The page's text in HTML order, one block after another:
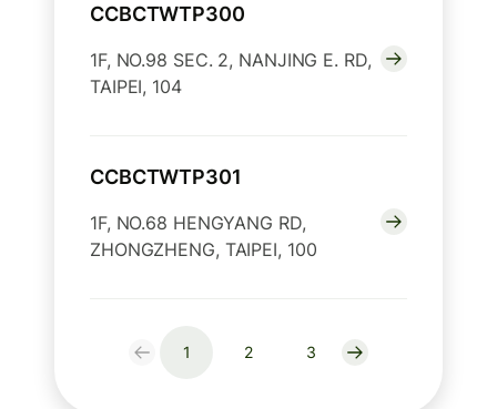
CCBCTWTP300
1F, NO.98 SEC. 2, NANJING E. RD,
TAIPEI, 104
CCBCTWTP301
1F, NO.68 HENGYANG RD,
ZHONGZHENG, TAIPEI, 100
1 2 3